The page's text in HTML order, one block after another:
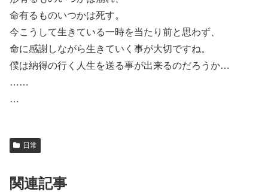
命有るものいつかは死す。
今こうして生きている一時を当たり前と思わず、
命に感謝しながら生きていく事が大切ですね。
僕は納得の行く人生を送る事が出来るのだろうか…
……
…
日常
関連記事